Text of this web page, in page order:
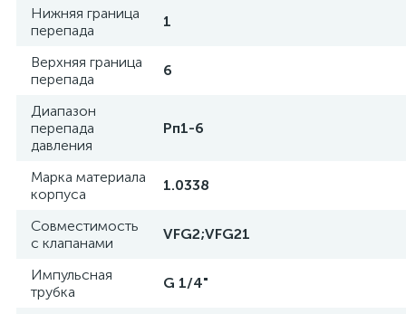
Нижняя граница
перепада
1
Верхняя граница
перепада
6
Диапазон
перепада
давления
Рп1-6
Марка материала
корпуса
1.0338
Совместимость
с клапанами
VFG2;VFG21
Импульсная
трубка
G 1/4"